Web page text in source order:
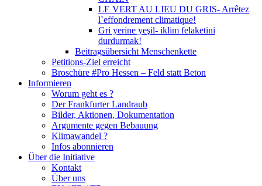
LE VERT AU LIEU DU GRIS- Arrêtez
l`effondrement climatique!
Gri yerine yeşil- iklim felaketini
durdurmak!
Beitragsübersicht Menschenkette
Petitions-Ziel erreicht
Broschüre #Pro Hessen – Feld statt Beton
Informieren
Worum geht es ?
Der Frankfurter Landraub
Bilder, Aktionen, Dokumentation
Argumente gegen Bebauung
Klimawandel ?
Infos abonnieren
Über die Initiative
Kontakt
Über uns